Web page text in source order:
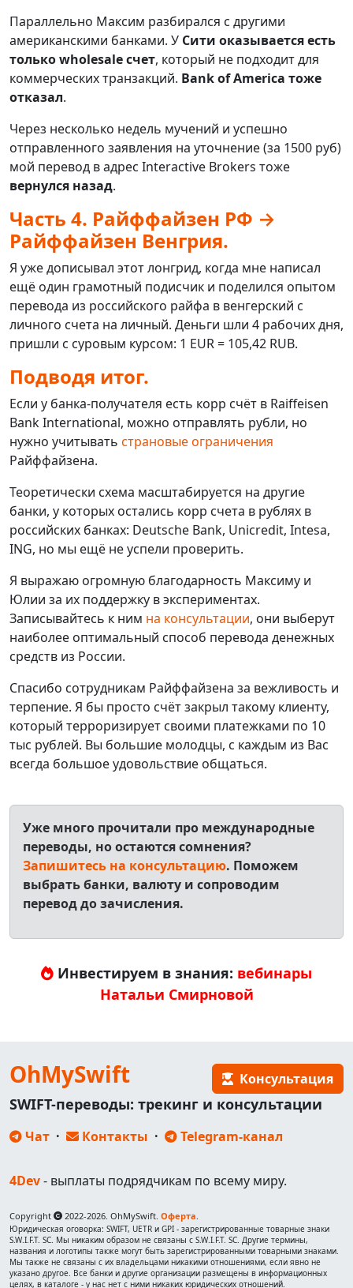
Параллельно Максим разбирался с другими
американскими банками. У Сити оказывается есть
только wholesale счет, который не подходит для
коммерческих транзакций. Bank of America тоже
отказал.
Через несколько недель мучений и успешно
отправленного заявления на уточнение (за 1500 руб)
мой перевод в адрес Interactive Brokers тоже
вернулся назад.
Часть 4. Райффайзен РФ →
Райффайзен Венгрия.
Я уже дописывал этот лонгрид, когда мне написал
ещё один грамотный подисчик и поделился опытом
перевода из российского райфа в венгерский с
личного счета на личный. Деньги шли 4 рабочих дня,
пришли с суровым курсом: 1 EUR = 105,42 RUB.
Подводя итог.
Если у банка-получателя есть корр счёт в Raiffeisen
Bank International, можно отправлять рубли, но
нужно учитывать страновые ограничения
Райффайзена.
Теоретически схема масштабируется на другие
банки, у которых остались корр счета в рублях в
российских банках: Deutsche Bank, Unicredit, Intesa,
ING, но мы ещё не успели проверить.
Я выражаю огромную благодарность Максиму и
Юлии за их поддержку в экспериментах.
Записывайтесь к ним на консультации, они выберут
наиболее оптимальный способ перевода денежных
средств из России.
Спасибо сотрудникам Райффайзена за вежливость и
терпение. Я бы просто счёт закрыл такому клиенту,
который терроризирует своими платежками по 10
тыс рублей. Вы большие молодцы, с каждым из Вас
всегда большое удовольствие общаться.
Уже много прочитали про международные
переводы, но остаются сомнения?
Запишитесь на консультацию. Поможем
выбрать банки, валюту и сопроводим
перевод до зачисления.
Инвестируем в знания: вебинары
Натальи Смирновой
OhMySwift Консультация
SWIFT-переводы: трекинг и консультации
Чат · Контакты · Telegram-канал
4Dev- выплаты подрядчикам по всему миру.
Copyright 2022-2026. OhMySwift. Оферта.
Юридическая оговорка: SWIFT, UETR и GPI - зарегистрированные товарные знаки
S.W.I.F.T. SC. Мы никаким образом не связаны с S.W.I.F.T. SC. Другие термины,
названия и логотипы также могут быть зарегистрированными товарными знаками.
Мы также не связаны с их владельцами никакими отношениями, если явно не
указано другое. Все банки и другие организации размещены в информационных
целях, в каталоге - у нас нет с ними никаких юридических отношений.